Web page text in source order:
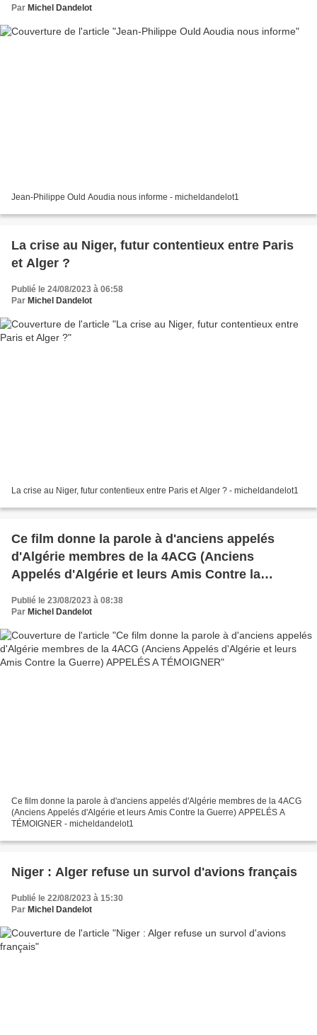
Par Michel Dandelot
Jean-Philippe Ould Aoudia nous informe - micheldandelot1
La crise au Niger, futur contentieux entre Paris
et Alger ?
Publié le 24/08/2023 à 06:58
Par Michel Dandelot
La crise au Niger, futur contentieux entre Paris et Alger ? - micheldandelot1
Ce film donne la parole à d'anciens appelés
d'Algérie membres de la 4ACG (Anciens
Appelés d'Algérie et leurs Amis Contre la
Publié le 23/08/2023 à 08:38
Par Michel Dandelot
Ce film donne la parole à d'anciens appelés d'Algérie membres de la 4ACG
(Anciens Appelés d'Algérie et leurs Amis Contre la Guerre) APPELÉS A
TÉMOIGNER - micheldandelot1
Niger : Alger refuse un survol d'avions français
Publié le 22/08/2023 à 15:30
Par Michel Dandelot